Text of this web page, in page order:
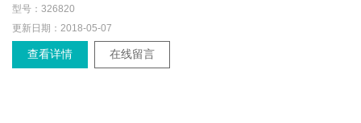
型号：326820
更新日期： 2018-05-07
查看详情 在线留言